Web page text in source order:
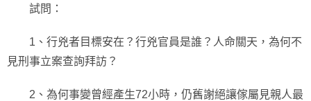
試問：
1、行兇者目標安在？行兇官員是誰？人命關天，為何不
見刑事立案查詢拜訪？
2、為何事變曾經產生72小時，仍舊謝絕讓傢屬見親人最